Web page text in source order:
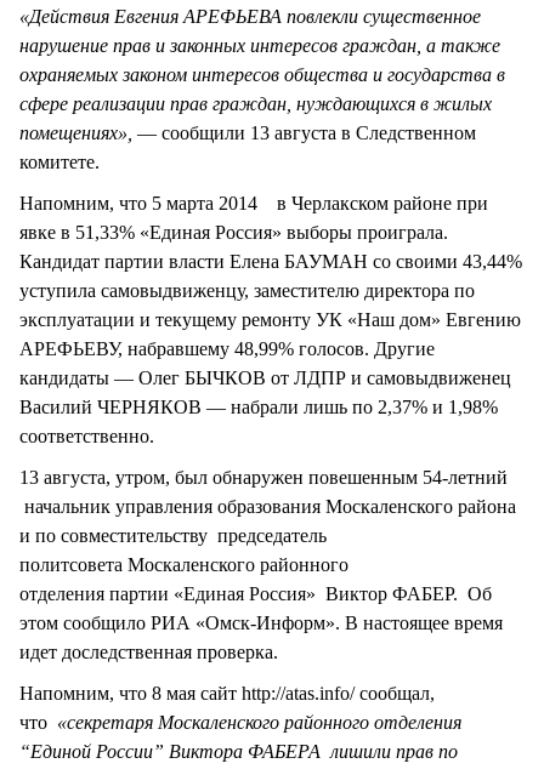
«Действия Евгения АРЕФЬЕВА повлекли существенное
нарушение прав и законных интересов граждан, а также
охраняемых законом интересов общества и государства в
сфере реализации прав граждан, нуждающихся в жилых
помещениях», — сообщили 13 августа в Следственном
комитете.
Напомним, что 5 марта 2014 в Черлакском районе при
явке в 51,33% «Единая Россия» выборы проиграла.
Кандидат партии власти Елена БАУМАН со своими 43,44%
уступила самовыдвиженцу, заместителю директора по
эксплуатации и текущему ремонту УК «Наш дом» Евгению
АРЕФЬЕВУ, набравшему 48,99% голосов. Другие
кандидаты — Олег БЫЧКОВ от ЛДПР и самовыдвиженец
Василий ЧЕРНЯКОВ — набрали лишь по 2,37% и 1,98%
соответственно.
13 августа, утром, был обнаружен повешенным 54-летний
начальник управления образования Москаленского района
и по совместительству председатель
политсовета Москаленского районного
отделения партии «Единая Россия» Виктор ФАБЕР. Об
этом сообщило РИА «Омск-Информ». В настоящее время
идет доследственная проверка.
Напомним, что 8 мая сайт http://atas.info/ сообщал,
что «секретаря Москаленского районного отделения
“Единой России” Виктора ФАБЕРА лишили прав по